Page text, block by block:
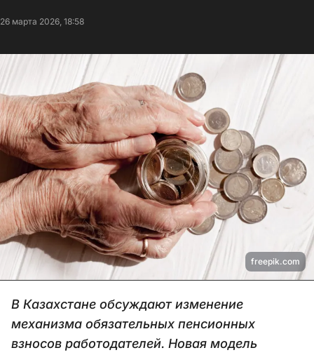
26 марта 2026, 18:58
freepik.com
В Казахстане обсуждают изменение
механизма обязательных пенсионных
взносов работодателей. Новая модель